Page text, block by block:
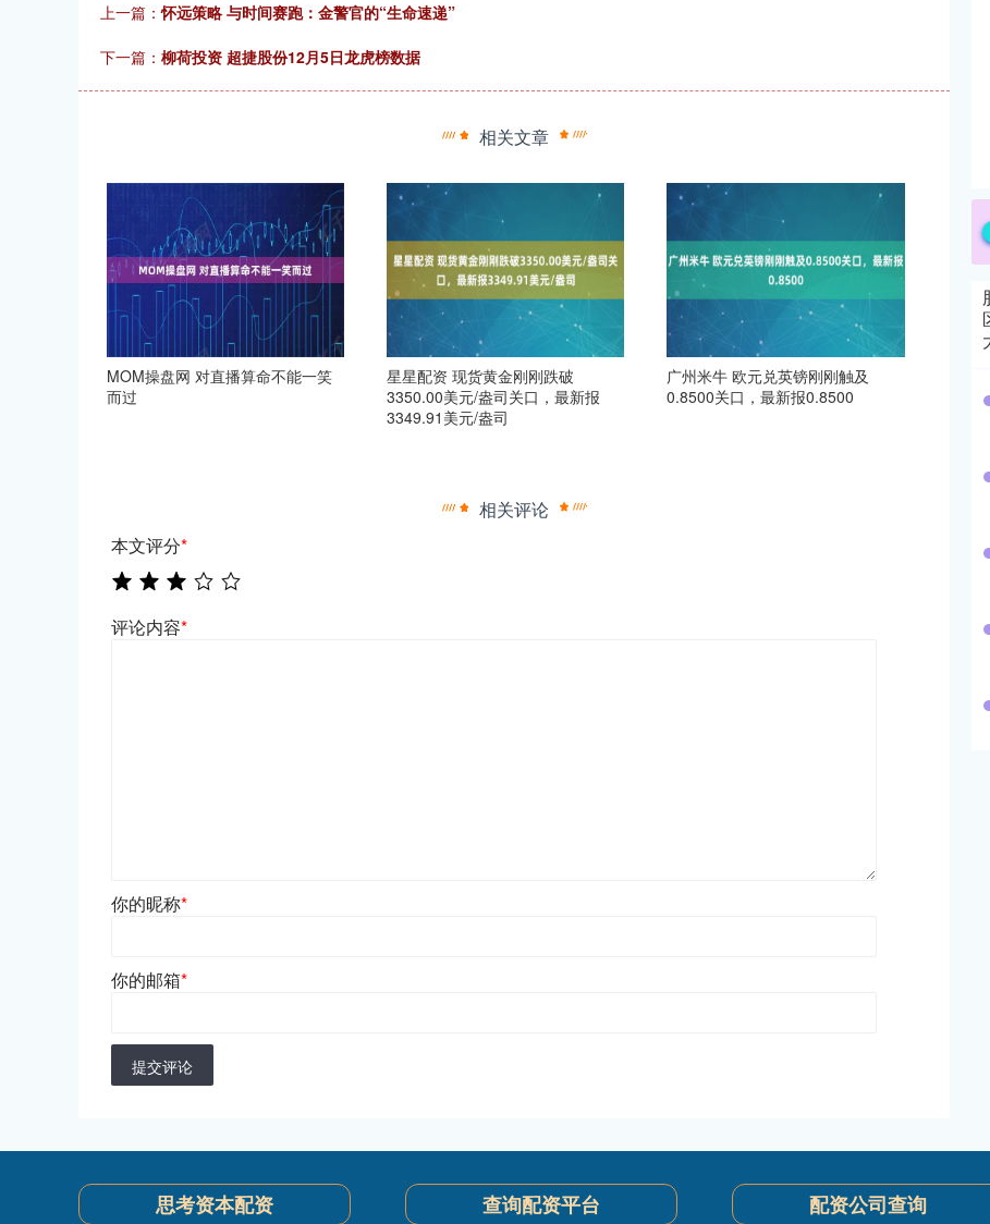
上一篇：怀远策略 与时间赛跑：金警官的“生命速递”
下一篇： 柳荷投资 超捷股份12月5日龙虎榜数据
相关文章
MOM操盘网 对直播算命不能一笑
而过
星星配资 现货黄金刚刚跌破
3350.00美元/盎司关口，最新报
3349.91美元/盎司
广州米牛 欧元兑英镑刚刚触及
0.8500关口，最新报0.8500
相关评论
本文评分*
评论内容*
你的昵称*
你的邮箱*
提交评论
思考资本配资 查询配资平台 配资公司查询